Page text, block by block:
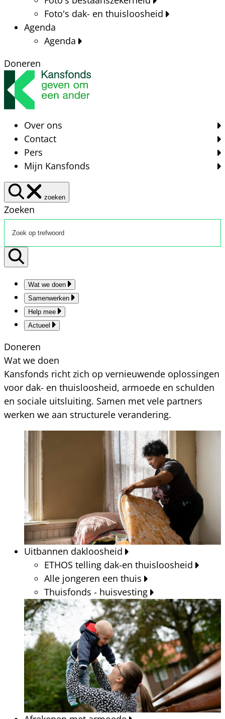
Foto's dak- en thuisloosheid
Agenda
Agenda
Doneren
Over ons
Contact
Pers
Mijn Kansfonds
zoeken
Zoeken
Wat we doen
Samenwerken
Help mee
Actueel
Doneren
Wat we doen
Kansfonds richt zich op vernieuwende oplossingen
voor dak- en thuisloosheid, armoede en schulden
en sociale uitsluiting. Samen met vele partners
werken we aan structurele verandering.
Uitbannen dakloosheid
ETHOS telling dak-en thuisloosheid
Alle jongeren een thuis
Thuisfonds - huisvesting